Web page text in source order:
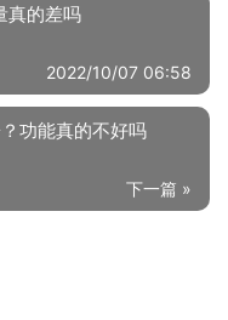
真的差吗
2022/10/07 06:58
功能真的不好吗
下一篇 »